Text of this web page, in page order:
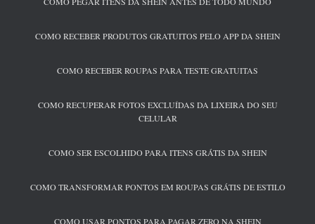
COMO RECEBER PRODUTOS GRATUITOS PELO APP DA SHEIN
COMO RECEBER ROUPAS PARA TESTE GRATUITAS
COMO RECUPERAR FOTOS EXCLUÍDAS DA LIXEIRA DO SEU
CELULAR
COMO SER ESCOLHIDO PARA ITENS GRÁTIS DA SHEIN
COMO TRANSFORMAR PONTOS EM ROUPAS GRÁTIS DE ESTILO
COMO USAR PONTOS PARA PAGAR ZERO NA SHEIN